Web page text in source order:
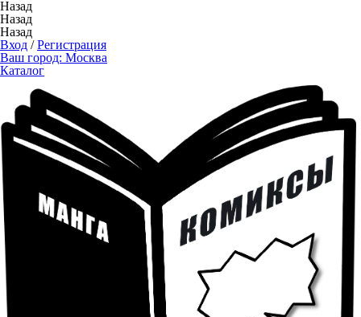
Назад
Назад
Назад
Вход /Регистрация
Ваш город: Москва
Каталог